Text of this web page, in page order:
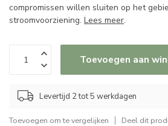
compromissen willen sluiten op het
stroomvoorziening. Lees meer.
Toevoegen aan
Levertijd 2 tot 5 werkdagen
Toevoegen om te vergelijken Deel dit